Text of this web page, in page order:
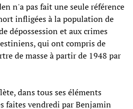
n'a pas fait une seule référence
infligées à la population de
dépossession et aux crimes
qui ont compris de
de masse à partir de 1948 par
dans tous ses éléments
faites vendredi par Benjamin